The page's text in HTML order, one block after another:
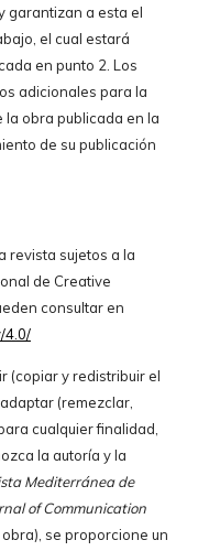
garantizan a esta el
el cual estará
en punto 2. Los
adicionales para la
la obra publicada en la
de su publicación
revista sujetos a la
de Creative
consultar en
4.0/
(copiar y redistribuir el
(remezclar,
cualquier finalidad,
la autoría y la
Mediterránea de
of Communication
se proporcione un